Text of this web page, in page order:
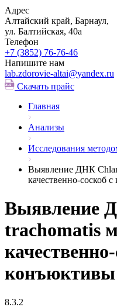
Адрес
Алтайский край, Барнаул,
ул. Балтийская, 40а
Телефон
+7 (3852) 76-76-46
Напишите нам
lab.zdorovie-altai@yandex.ru
Скачать прайс
Главная
Анализы
Исследования
Выявление ДНК
качественно-соскоб
Выявление
trachomatis
конъюктивы
8.3.2